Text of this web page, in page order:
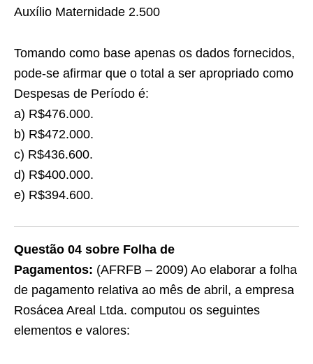
Auxílio Maternidade 2.500
Tomando como base apenas os dados fornecidos,
pode-se afirmar que o total a ser apropriado como
Despesas de Período é:
a) R$476.000.
b) R$472.000.
c) R$436.600.
d) R$400.000.
e) R$394.600.
Questão 04 sobre Folha de
Pagamentos: (AFRFB – 2009) Ao elaborar a folha
de pagamento relativa ao mês de abril, a empresa
Rosácea Areal Ltda. computou os seguintes
elementos e valores: